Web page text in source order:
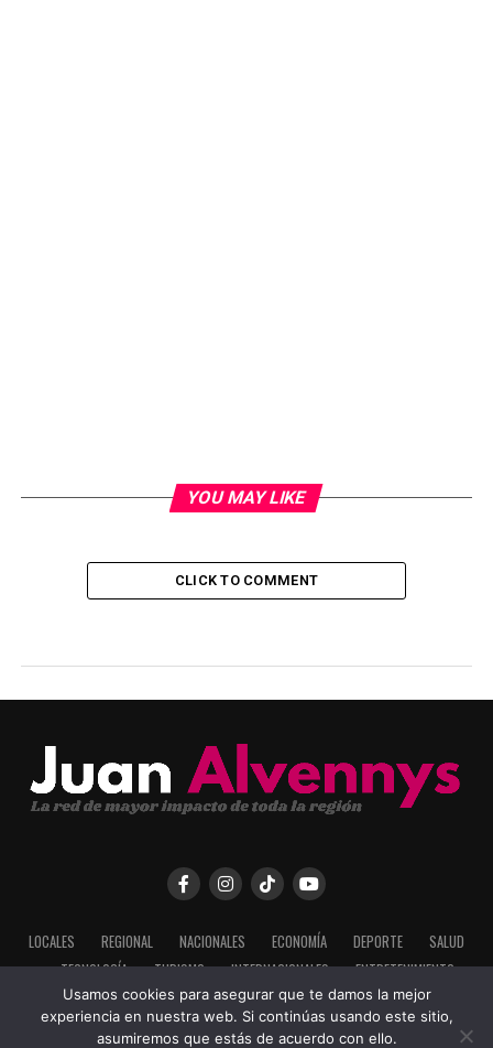
YOU MAY LIKE
CLICK TO COMMENT
LOCALES REGIONAL NACIONALES ECONOMÍA DEPORTE
SALUD
TECNOLOGÍA
TURISMO INTERNACIONALES ENTRETENIMIENTO
Usamos cookies para asegurar que te damos la mejor
experiencia en nuestra web. Si continúas usando este sitio,
asumiremos que estás de acuerdo con ello.